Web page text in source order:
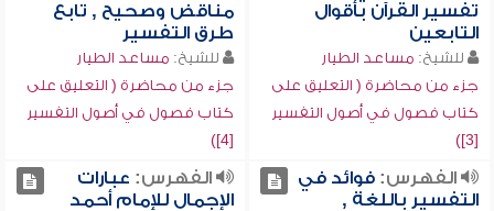
تفسير القرآن بأقوال
التابعين
للشيخ: مساعد الطيار
جزء من محاضرة ( التعليق على
كتاب فصول في أصول التفسير
[3])
مناقض وصحيح , تابع
طرق التفسير
للشيخ: مساعد الطيار
جزء من محاضرة ( التعليق على
كتاب فصول في أصول التفسير
[4])
الفهرس:فوائد في
التفسير باللغة ,
الفهرس: عبارات
الإجمال للإمام أحمد